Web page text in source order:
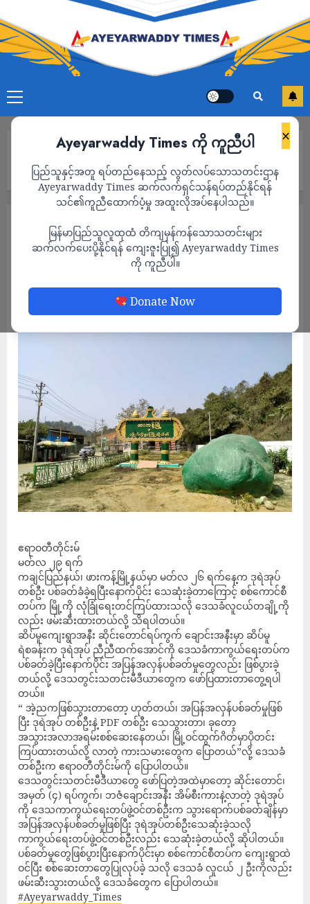
×
Ayeyarwaddy Times ကို ကူညီပါ
ပြည်သူနှင့်အတူ ရပ်တည်နေသည့် လွတ်လပ်သောသတင်းဌာန
Ayeyarwaddy Times ဆက်လက်ရှင်သန်ရပ်တည်နိုင်ရန်
သင်၏ကူညီထောက်ပံ့မှု အထူးလိုအပ်နေပါသည်။
မြန်မာပြည်သူလူထုထံ တိကျမှန်ကန်သောသတင်းများ
ဆက်လက်ပေးပို့နိုင်ရန် ကျေးဇူးပြု၍ Ayeyarwaddy Times
ကို ကူညီပါ။
Donate Now
လူငယ်တချို့ဖမ်းဆီးခံရ
ဖားကန့်မြို့တွင် ဒုရဲအုပ်တစ်ဦး ပစ်သတ်ခံရပြီး
နောက်ပိုင်း ဒေသခံလူငယ်တချို့ဖမ်းဆီးခံရ
ADMIN
ဧရာဝတီတိုင်းမ်
မတ်လ ၂၉ ရက်
ကချင်ပြည်နယ်၊ ဖားကန့်မြို့နယ်မှာ မတ်လ ၂၆ ရက်နေ့က ဒုရဲအုပ်
တစ်ဦး ပစ်ခတ်ခံခဲ့ရပြီးနောက်ပိုင်း သေဆုံးခဲ့တာကြောင့် စစ်ကောင်စီ
တပ်က မြို့ကို လုံခြုံရေးတင်ကြပ်ထားသလို ဒေသခံလူငယ်တချို့ကို
လည်း ဖမ်းဆီးထားတယ်လို့ သိရပါတယ်။
ဆိပ်မူကျေးရွာအနီး ဆိုင်းတောင်ရပ်ကွက် ချောင်းအနီးမှာ ဆိပ်မူ
ရဲစခန်းက ဒုရဲအုပ် ညီညီထက်အောင်ကို ဒေသခံကာကွယ်ရေးတပ်က
ပစ်ခတ်ခဲ့ပြီးနောက်ပိုင်း အပြန်အလှန်ပစ်ခတ်မှုတွေလည်း ဖြစ်ပွားခဲ့
တယ်လို့ ဒေသတွင်းသတင်းမီဒီယာတွေက ဖော်ပြထားတာတွေ့ရပါ
တယ်။
“ အဲ့ညကဖြစ်သွားတာတော့ ဟုတ်တယ်၊ အပြန်အလှန်ပစ်ခတ်မှုဖြစ်
ပြီး ဒုရဲအုပ် တစ်ဦးနဲ့ PDF တစ်ဦး သေသွားတာ၊ ခုတော့
အသွားအလာအရမ်းစစ်ဆေးနေတယ်၊ မြို့ဝင်ထွက်ဂိတ်မှာပိုတင်း
ကြပ်ထားတယ်လို့ လာတဲ့ ကားသမားတွေက ပြောတယ်”လို့ ဒေသခံ
တစ်ဦးက ဧရာဝတီတိုင်းမ်ကို ပြောပါတယ်။
ဒေသတွင်းသတင်းမီဒီယာတွေ ဖော်ပြတဲ့အထဲမှာတော့ ဆိုင်းတောင်၊
အမှတ် (၄) ရပ်ကွက်၊ ဘဇံချောင်းအနီး အိမ်စီးကားနဲ့လာတဲ့ ဒုရဲအုပ်
ကို ဒေသကာကွယ်ရေးတပ်ဖွဲ့ဝင်တစ်ဦးက သွားရောက်ပစ်ခတ်ချိန်မှာ
အပြန်အလှန်ပစ်ခတ်မှုဖြစ်ပြီး ဒုရဲအုပ်တစ်ဦးသေဆုံးခဲ့သလို
ကာကွယ်ရေးတပ်ဖွဲ့ဝင်တစ်ဦးလည်း သေဆုံးခဲ့တယ်လို့ ဆိုပါတယ်။
ပစ်ခတ်မှုတွေဖြစ်ပွားပြီးနောက်ပိုင်းမှာ စစ်ကောင်စီတပ်က ကျေးရွာထဲ
ဝင်ပြီး စစ်ဆေးတာတွေပြုလုပ်ခဲ့ သလို ဒေသခံ လူငယ် ၂ ဦးကိုလည်း
ဖမ်းဆီးသွားတယ်လို့ ဒေသခံတွေက ပြောပါတယ်။
#Ayeyarwaddy_Times